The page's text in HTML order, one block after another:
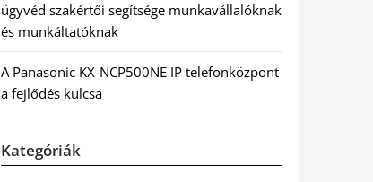
ügyvéd szakértői segítsége munkavállalóknak
és munkáltatóknak
A Panasonic KX-NCP500NE IP telefonközpont
a fejlődés kulcsa
Kategóriák